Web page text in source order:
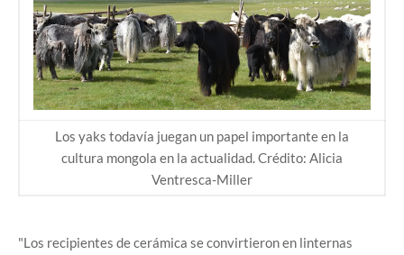
Los yaks todavía juegan un papel importante en la
cultura mongola en la actualidad. Crédito: Alicia
Ventresca-Miller
"Los recipientes de cerámica se convirtieron en linternas